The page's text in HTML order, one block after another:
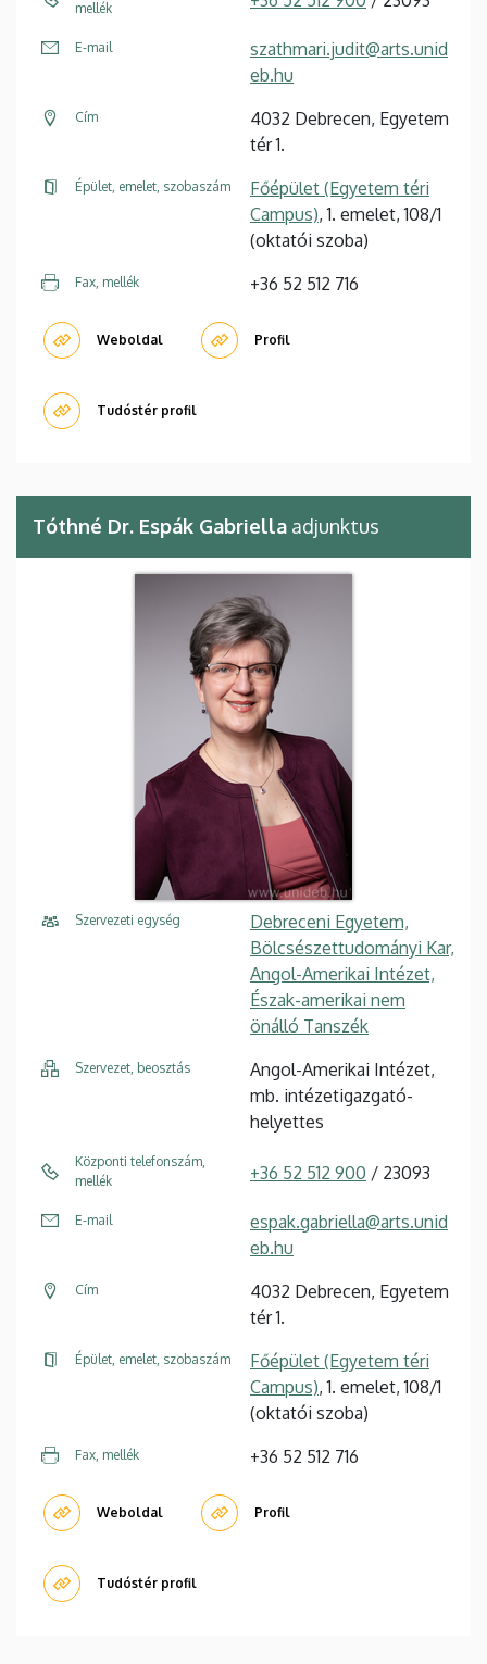
mellék
E-mail
szathmari.judit@arts.unid
eb.hu
Cím
4032 Debrecen, Egyetem
tér 1.
Épület, emelet, szobaszám
Főépület (Egyetem téri
Campus), 1. emelet, 108/1
(oktatói szoba)
Fax, mellék +36 52 512 716
Weboldal Profil
Tudóstér profil
Tóthné Dr. Espák Gabriella adjunktus
Szervezeti egység
Debreceni Egyetem,
Bölcsészettudományi Kar,
Angol-Amerikai Intézet,
Észak-amerikai nem
önálló Tanszék
Szervezet, beosztás
Angol-Amerikai Intézet,
mb. intézetigazgató-
helyettes
Központi telefonszám,
mellék
+36 52 512 900 / 23093
E-mail
espak.gabriella@arts.unid
eb.hu
Cím
4032 Debrecen, Egyetem
tér 1.
Épület, emelet, szobaszám
Főépület (Egyetem téri
Campus), 1. emelet, 108/1
(oktatói szoba)
Fax, mellék +36 52 512 716
Weboldal Profil
Tudóstér profil